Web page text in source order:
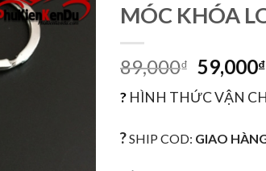
Thêm
MÓC KHÓA
89,000₫ 59,000₫
? HÌNH THỨC VẬN
?SHIP COD: GIAO